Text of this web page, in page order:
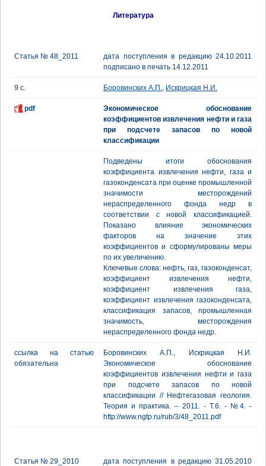
Литература
Статья № 48_2011
дата поступления в редакцию 24.10.2011
подписано в печать 14.12.2011
9 с. Боровинских А.П., Искрицкая Н.И.
pdf
Экономическое обоснование
коэффициентов извлечения нефти и газа
при подсчете запасов по новой
классификации
Подведены итоги обоснования
коэффициента извлечения нефти, газа и
газоконденсата при оценке промышленной
значимости месторождений
нераспределенного фонда недр в
соответствии с новой классификацией.
Показано влияние экономических
факторов на значение этих
коэффициентов и сформулированы меры
по их увеличению.
Ключевые слова: нефть, газ, газоконденсат,
коэффициент извлечения нефти,
коэффициент извлечения газа,
коэффициент извлечения газоконденсата,
классификация запасов, промышленная
значимость, месторождения
нераспределенного фонда недр.
ссылка на статью
обязательна
Боровинских А.П., Искрицкая Н.И.
Экономическое обоснование
коэффициентов извлечения нефти и газа
при подсчете запасов по новой
классификации // Нефтегазовая геология.
Теория и практика. – 2011. - Т.6. - №4. -
http://www.ngtp.ru/rub/3/48_2011.pdf
Статья № 29_2010
дата поступления в редакцию 31.05.2010